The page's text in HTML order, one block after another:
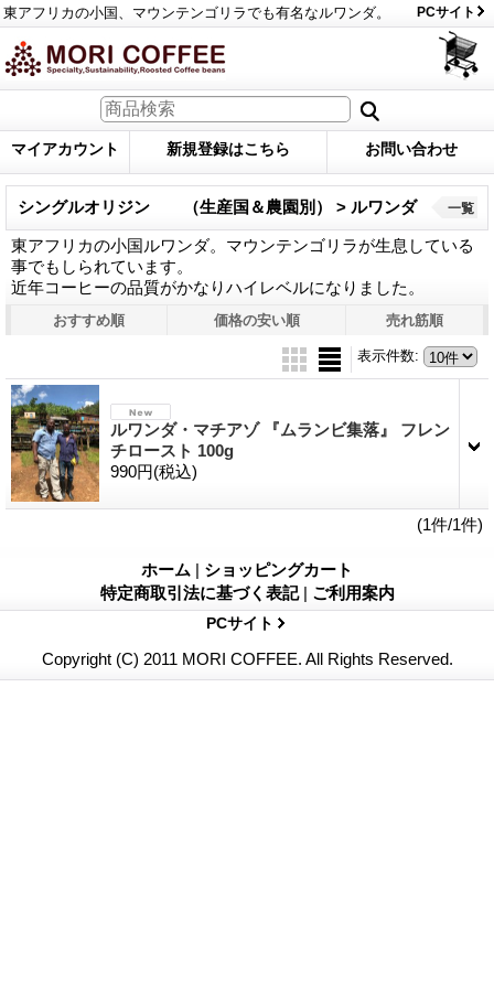
東アフリカの小国、マウンテンゴリラでも有名なルワンダ。 PCサイト
マイアカウント 新規登録はこちら お問い合わせ
シングルオリジン （生産国＆農園別） > ルワンダ
東アフリカの小国ルワンダ。マウンテンゴリラが生息している
事でもしられています。
近年コーヒーの品質がかなりハイレベルになりました。
一覧
おすすめ順 価格の安い順 売れ筋順
表示件数:
ルワンダ・マチアゾ 『ムランビ集落』 フレン
チロースト 100g
990円(税込)
(1件/1件)
ホーム | ショッピングカート
特定商取引法に基づく表記 | ご利用案内
PCサイト
Copyright (C) 2011 MORI COFFEE. All Rights Reserved.